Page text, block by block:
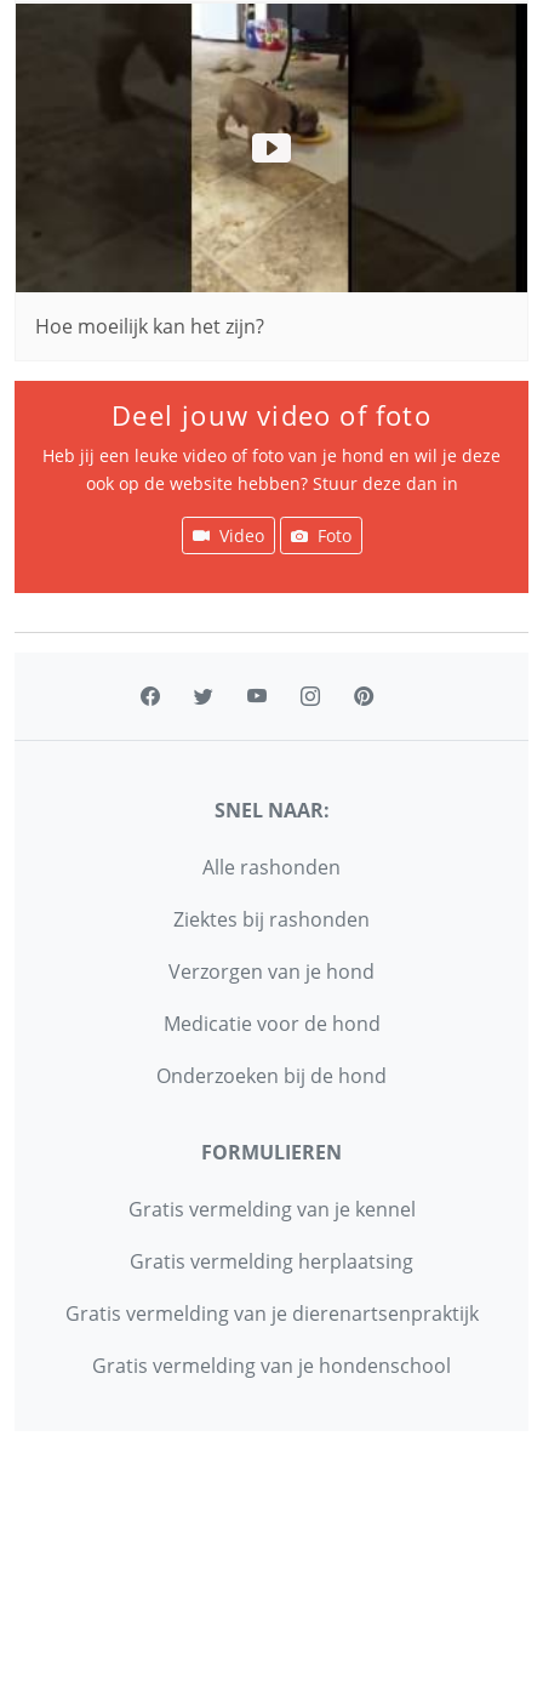
Hoe moeilijk kan het zijn?
Deel jouw video of foto
Heb jij een leuke video of foto van je hond en wil je deze
ook op de website hebben? Stuur deze dan in
Video Foto
SNEL NAAR:
Alle rashonden
Ziektes bij rashonden
Verzorgen van je hond
Medicatie voor de hond
Onderzoeken bij de hond
FORMULIEREN
Gratis vermelding van je kennel
Gratis vermelding herplaatsing
Gratis vermelding van je dierenartsenpraktijk
Gratis vermelding van je hondenschool